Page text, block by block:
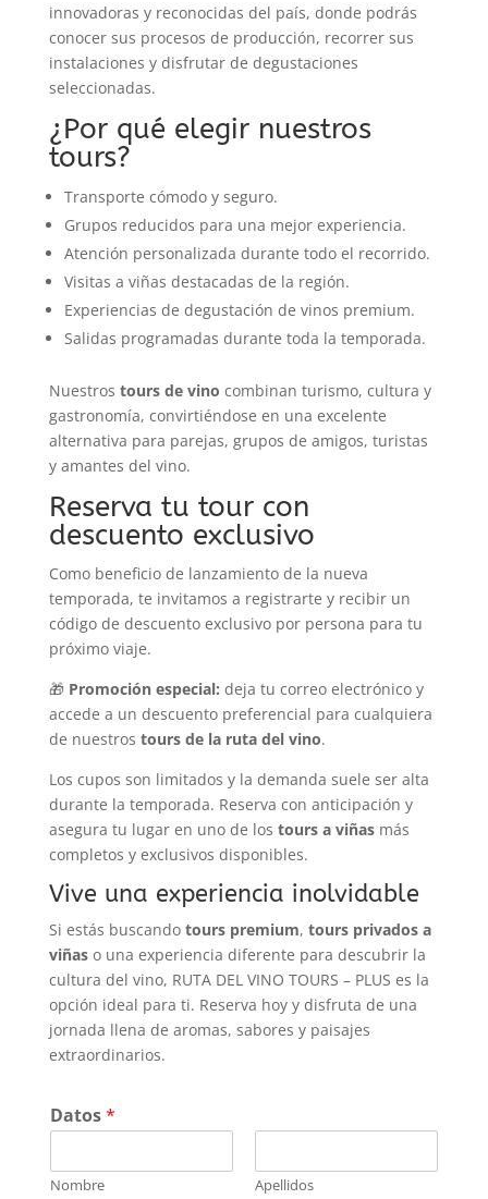
innovadoras y reconocidas del país, donde podrás
conocer sus procesos de producción, recorrer sus
instalaciones y disfrutar de degustaciones
seleccionadas.
¿Por qué elegir nuestros
tours?
Transporte cómodo y seguro.
Grupos reducidos para una mejor experiencia.
Atención personalizada durante todo el recorrido.
Visitas a viñas destacadas de la región.
Experiencias de degustación de vinos premium.
Salidas programadas durante toda la temporada.
Nuestros tours de vino combinan turismo, cultura y
gastronomía, convirtiéndose en una excelente
alternativa para parejas, grupos de amigos, turistas
y amantes del vino.
Reserva tu tour con
descuento exclusivo
Como beneficio de lanzamiento de la nueva
temporada, te invitamos a registrarte y recibir un
código de descuento exclusivo por persona para tu
próximo viaje.
🎁 Promoción especial: deja tu correo electrónico y
accede a un descuento preferencial para cualquiera
de nuestros tours de la ruta del vino.
Los cupos son limitados y la demanda suele ser alta
durante la temporada. Reserva con anticipación y
asegura tu lugar en uno de los tours a viñasmás
completos y exclusivos disponibles.
Vive una experiencia inolvidable
Si estás buscando tours premium, tours privados a
viñaso una experiencia diferente para descubrir la
cultura del vino, RUTA DEL VINO TOURS – PLUS es la
opción ideal para ti. Reserva hoy y disfruta de una
jornada llena de aromas, sabores y paisajes
extraordinarios.
Datos*
Nombre Apellidos